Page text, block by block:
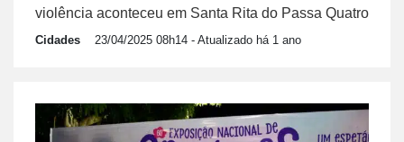
violência aconteceu em Santa Rita do Passa Quatro
Cidades 23/04/2025 08h14 - Atualizado há 1 ano